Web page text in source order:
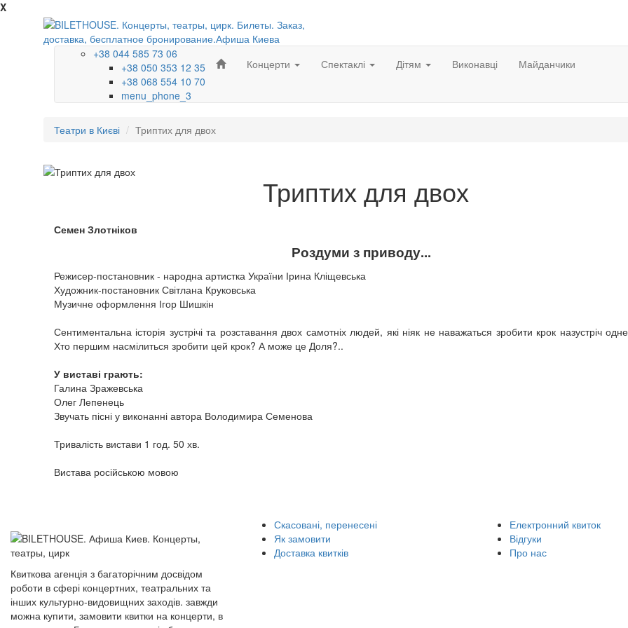
X
+38 044 585 73 06
+38 050 353 12 35
+38 068 554 10 70
menu_phone_3
Концерти Спектаклі Дітям Виконавці Майданчики
Театри в Києві Триптих для двох
Триптих для двох
Семен Злотніков
Роздуми з приводу...
Режисер-постановник - народна артистка України Ірина Кліщевська
Художник-постановник Світлана Круковська
Музичне оформлення Ігор Шишкін
Сентиментальна історія зустрічі та розставання двох самотніх людей, які ніяк не наважаться зробити крок назустріч
Хто першим насмілиться зробити цей крок? А може це Доля?..
У виставі грають:
Галина Зражевська
Олег Лепенець
Звучать пісні у виконанні автора Володимира Семенова
Тривалість вистави 1 год. 50 хв.
Вистава російською мовою
Квиткова агенція з багаторічним досвідом
роботи в сфері концертних, театральних та
інших культурно-видовищних заходів. завжди
можна купити, замовити квитки на концерти, в
Скасовані, перенесені
Як замовити
Доставка квитків
Електронний квиток
Відгуки
Про нас